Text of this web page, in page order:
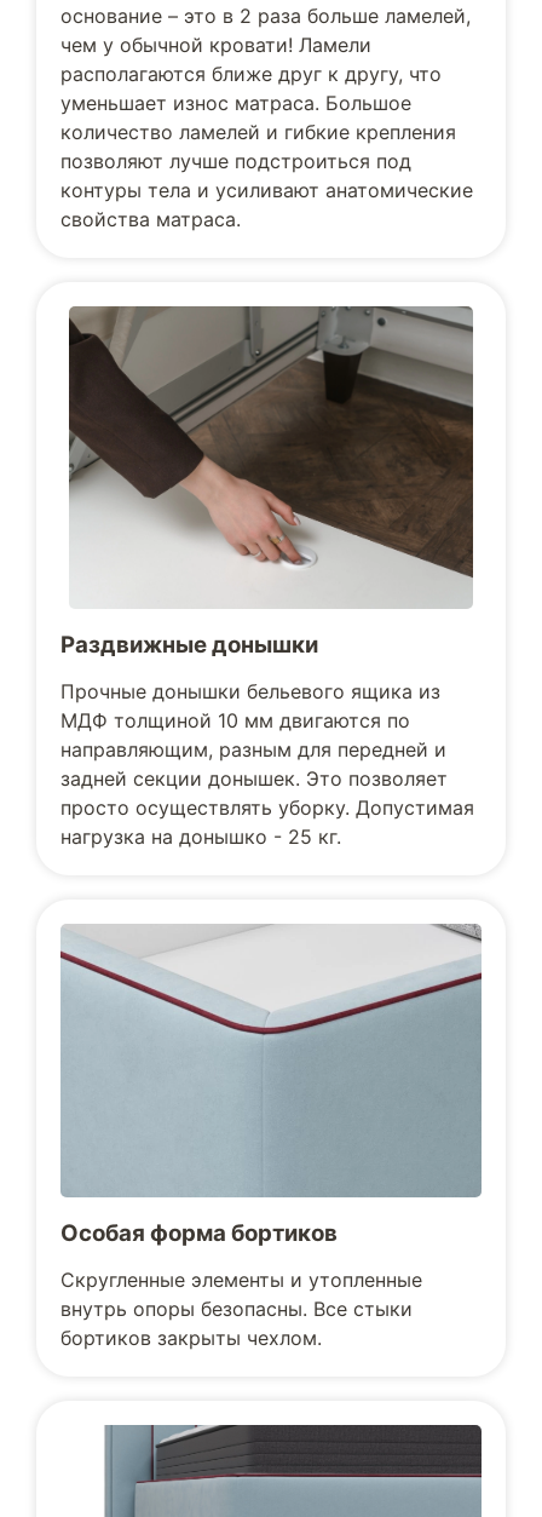
основание – это в 2 раза больше ламелей,
чем у обычной кровати! Ламели
располагаются ближе друг к другу, что
уменьшает износ матраса. Большое
количество ламелей и гибкие крепления
позволяют лучше подстроиться под
контуры тела и усиливают анатомические
свойства матраса.
Раздвижные донышки
Прочные донышки бельевого ящика из
МДФ толщиной 10 мм двигаются по
направляющим, разным для передней и
задней секции донышек. Это позволяет
просто осуществлять уборку. Допустимая
нагрузка на донышко - 25 кг.
Особая форма бортиков
Скругленные элементы и утопленные
внутрь опоры безопасны. Все стыки
бортиков закрыты чехлом.